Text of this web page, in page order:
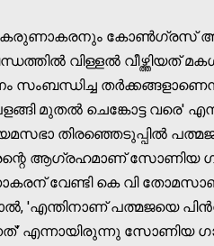
കരുണാകരനും
വിള്ളല്‍ വീഴ്ത്തിയത്
സംബന്ധിച്ച
മുതല്‍ ചെങ്കോട്ട വരെ'
തിരഞ്ഞെടുപ്പില്‍
ആഗ്രഹമാണ് സോണിയ
വേണ്ടി കെ വി
'എന്തിനാണ് പത്മജയെ
എന്നായിരുന്നു സോണിയ